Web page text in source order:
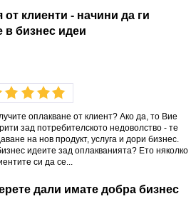
клиенти - начини да ги
в бизнес идеи
оплакване от клиент? Ако да, то Вие
зад потребителското недоволство - те
на нов продукт, услуга и дори бизнес.
идеите зад оплакванията? Ето няколко
си да се...
дали имате добра бизнес